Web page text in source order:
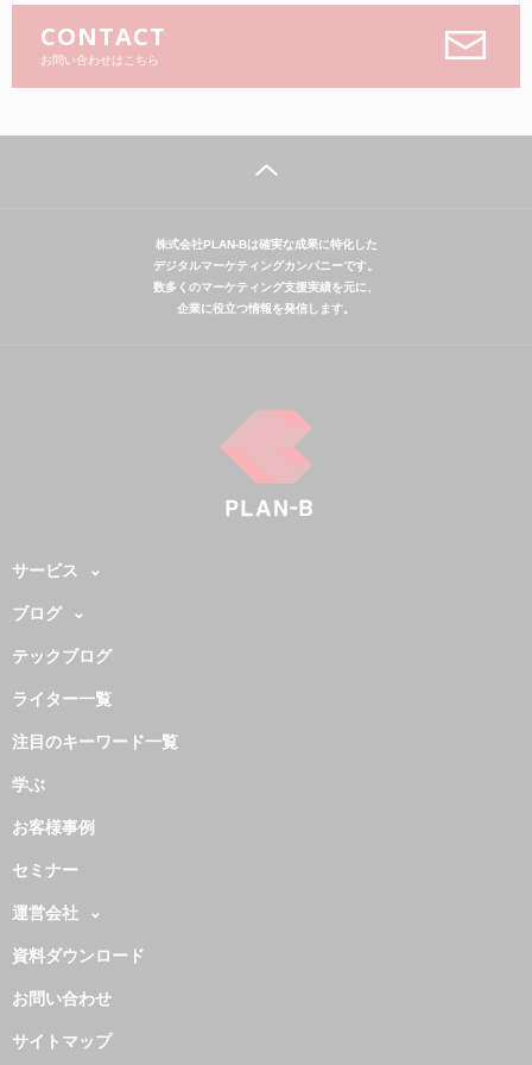
CONTACT
お問い合わせはこちら
株式会社PLAN-Bは確実な成果に特化した
デジタルマーケティングカンパニーです。
数多くのマーケティング支援実績を元に、
企業に役立つ情報を発信します。
サービス
ブログ
テックブログ
ライター一覧
注目のキーワード一覧
学ぶ
お客様事例
セミナー
運営会社
資料ダウンロード
お問い合わせ
サイトマップ